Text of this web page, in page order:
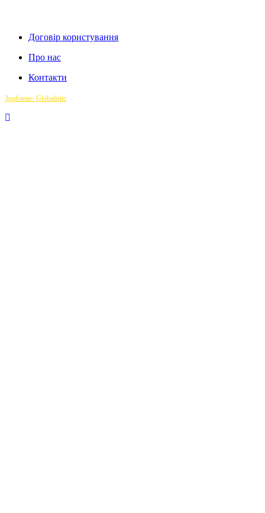
Договір користування
Про нас
Контакти
Зроблено: Globalistic